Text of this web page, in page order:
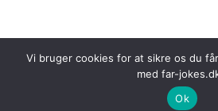
SITEMAP
Copyright © 2026 Far
Vi bruger cookies for at sikre os du
med far-
Ok